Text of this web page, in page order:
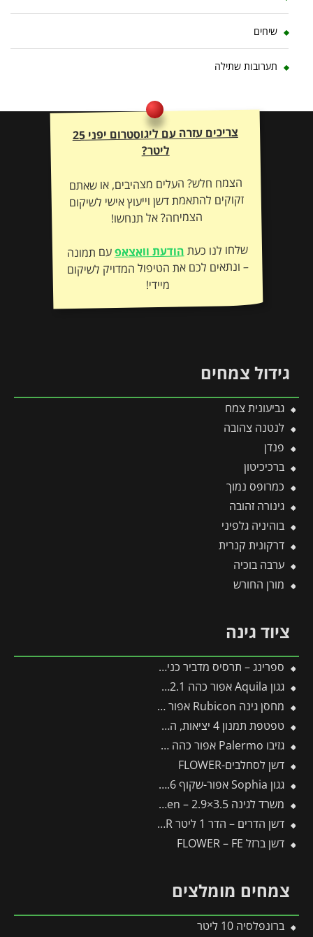
שיחים
תערובות שתילה
צריכים עזרה עם ליגוסטרום יפני 25
ליטר?
הצמח חלש? העלים מצהיבים, או שאתם
זקוקים להתאמת דשן וייעוץ אישי לשיקום
הצמיחה? אל תנחשו!
שלחו לנו כעתהודעת וואצאפעם תמונה
– ונתאים לכם את הטיפול המדויק לשיקום
מיידי!
גידול צמחים
גביעונית צמח
לנטנה צהובה
פנדן
ברכיכיטון
כמרופס נמוך
גינורה זהובה
בוהיניה גלפיני
דרקונית קנרית
ערבה בוכיה
מורן החורש
ציוד גינה
ספרינג – תרסיס מדביר כנימות
גגון Aquila אפור כהה 0.9X2.1 מבית פלרם – Canopia
מחסן גינה Rubicon אפור כהה 1.9X1.5 מבית פלרם – קנופיה
טפטפת תמנון 4 יציאות, השקייה מווסתת + טפטפת 8 ליטר לשעה
גזיבו Palermo אפור כהה 4.3X4.3 מבית פלרם – Canopia
דשן לסחלבים-FLOWER
גגון Sophia אפור-שקוף 1X1.6 עיצוב מודרני מבית פלרם – Canopia
משרד לגינה 3.5×2.9 – Copenhagen מבית פלרם – Canopia
דשן הדרים – הדר 1 ליטר FLOWER
דשן ברזל FLOWER – FE
צמחים מומלצים
ברונפלסיה 10 ליטר